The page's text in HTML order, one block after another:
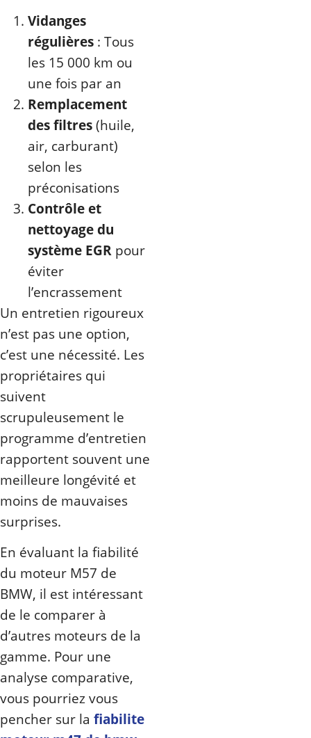
Vidanges
régulières : Tous
les 15 000 km ou
une fois par an
Remplacement
des filtres(huile,
air, carburant)
selon les
préconisations
Contrôle et
nettoyage du
système EGR pour
éviter
l’encrassement
Un entretien rigoureux
n’est pas une option,
c’est une nécessité. Les
propriétaires qui
suivent
scrupuleusement le
programme d’entretien
rapportent souvent une
meilleure longévité et
moins de mauvaises
surprises.
En évaluant la fiabilité
du moteur M57 de
BMW, il est intéressant
de le comparer à
d’autres moteurs de la
gamme. Pour une
analyse comparative,
vous pourriez vous
pencher sur la fiabilite